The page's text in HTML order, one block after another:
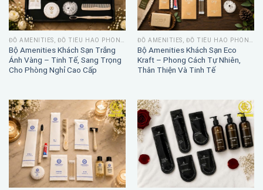
Bộ Amenities Khách Sạn Trắng
Ánh Vàng – Tinh Tế, Sang Trọng
Cho Phòng Nghỉ Cao Cấp
Bộ Amenities Khách Sạn Eco
Kraft – Phong Cách Tự Nhiên,
Thân Thiện Và Tinh Tế